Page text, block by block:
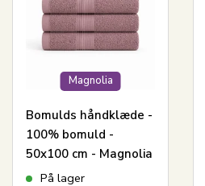
Magnolia
Bomulds håndklæde -
100% bomuld -
50x100 cm - Magnolia
- Rosa
På lager